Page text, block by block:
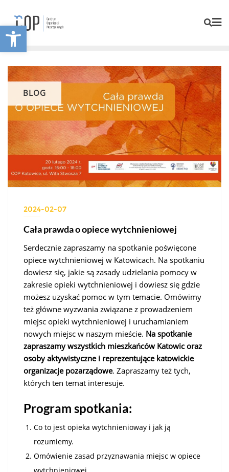
Otwórz pasek narzędzi
BLOG
2024-02-07
Cała prawda o opiece wytchnieniowej
Serdecznie zapraszamy na spotkanie poświęcone
opiece wytchnieniowej w Katowicach. Na spotkaniu
dowiesz się, jakie są zasady udzielania pomocy w
zakresie opieki wytchnieniowej i dowiesz się gdzie
możesz uzyskać pomoc w tym temacie. Omówimy
też główne wyzwania związane z prowadzeniem
miejsc opieki wytchnieniowej i uruchamianiem
nowych miejsc w naszym mieście. Na spotkanie
zapraszamy wszystkich mieszkańców Katowic oraz
osoby aktywistyczne i reprezentujące katowickie
organizacje pozarządowe. Zapraszamy też tych,
których ten temat interesuje.
Program spotkania:
Co to jest opieka wytchnienioway i jak ją
rozumiemy.
Omówienie zasad przyznawania miejsc w opiece
wytchnieniowej,